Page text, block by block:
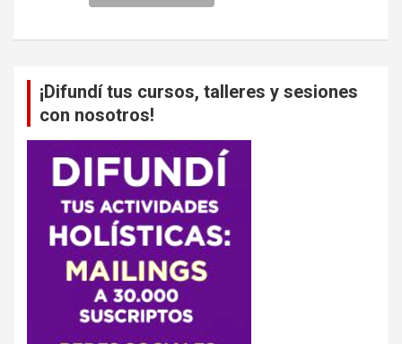
¡Difundí tus cursos, talleres y sesiones
con nosotros!